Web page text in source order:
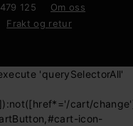
125
Om oss
Frakt og retur
'querySelectorAll'
cart/
icon-